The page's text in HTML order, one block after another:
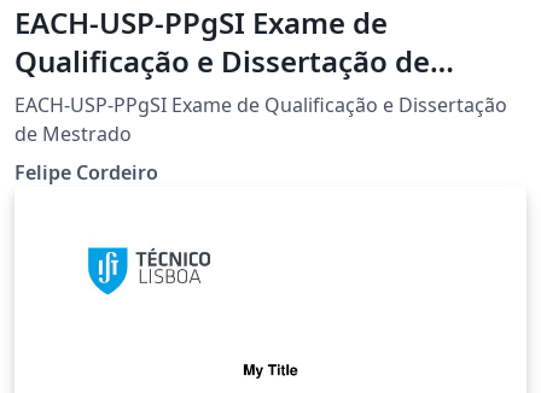
EACH-USP-PPgSI Exame de
Qualificação e Dissertação de
Mestrado
EACH-USP-PPgSI Exame de Qualificação e Dissertação
de Mestrado
Felipe Cordeiro